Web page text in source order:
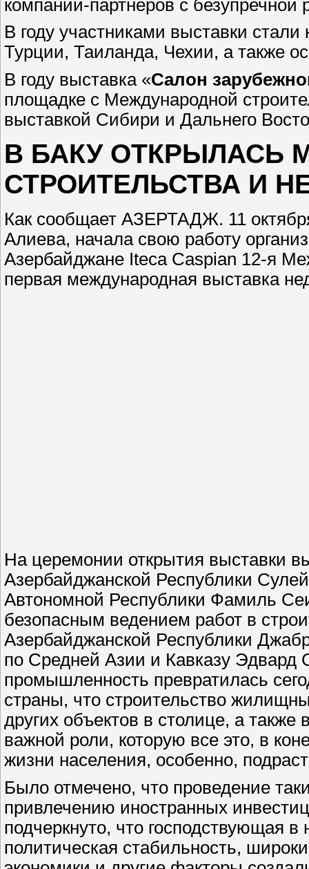
компаний-партнеров с
В году участниками выставки
Турции, Таиланда, Чехии, а также
В году выставка «Салон
площадке с Международной
выставкой Сибири и Дальнего
В БАКУ ОТКРЫЛАСЬ
СТРОИТЕЛЬСТВА И
Как сообщает АЗЕРТАДЖ. 11
Алиева, начала свою работу
Азербайджане Iteca Caspian 12-я
первая международная выставка
На церемонии открытия выставки
Азербайджанской Республики
Автономной Республики Фамиль
безопасным ведением работ в
Азербайджанской Республики
по Средней Азии и Кавказу Эдвард
промышленность превратилась
страны, что строительство
других объектов в столице, а
важной роли, которую все это, в
жизни населения, особенно,
Было отмечено, что проведение
привлечению иностранных
подчеркнуто, что господствующая
политическая стабильность,